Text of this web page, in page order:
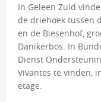
In Geleen Zuid
de driehoek tussen
en de Biesenhof,
Danikerbos. In
Dienst
Vivantes te vinden,
etage.